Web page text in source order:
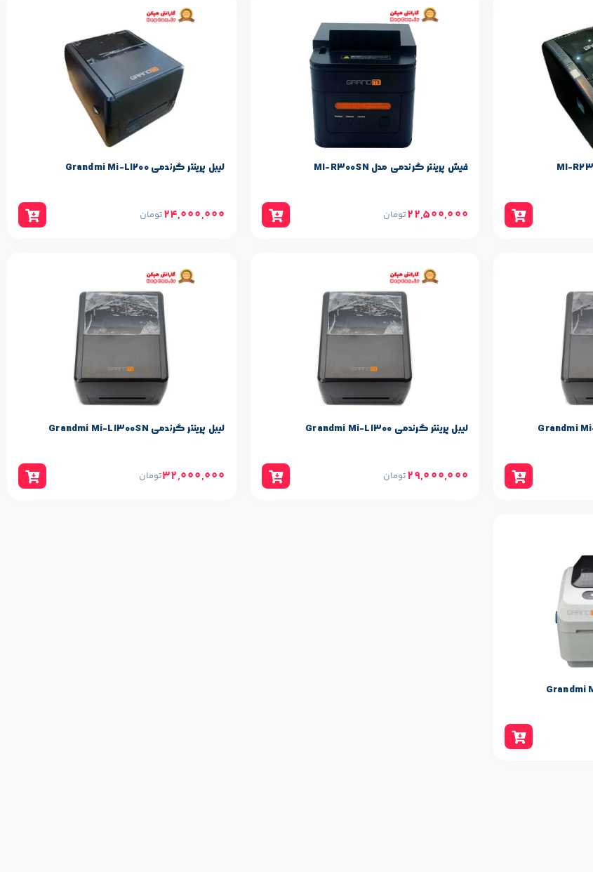
فیش پرینتر گرندمی مدل MI-R300SN
22,500,000تومان
لیبل پرینتر گرندمی Grandmi Mi-L1200
24,000,000تومان
مشخصات پایه محصول
لیبل پرینتر گرندمی Grandmi Mi-L1300
29,000,000تومان
مشخصات پایه محصول
لیبل پرینتر گرندمی Grandmi Mi-L1300SN
32,000,000تومان